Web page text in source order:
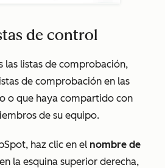
de control
las listas de comprobación,
de comprobación en las
o que haya compartido con
de su equipo.
haz clic en el nombre de
la esquina superior derecha,